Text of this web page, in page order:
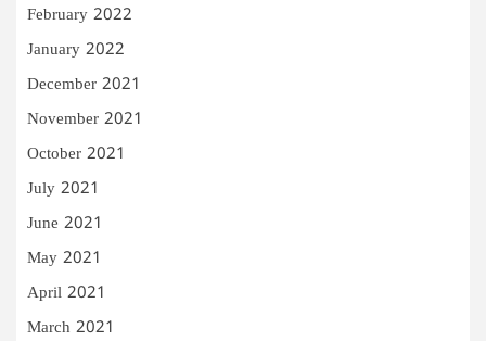
February 2022
January 2022
December 2021
November 2021
October 2021
July 2021
June 2021
May 2021
April 2021
March 2021